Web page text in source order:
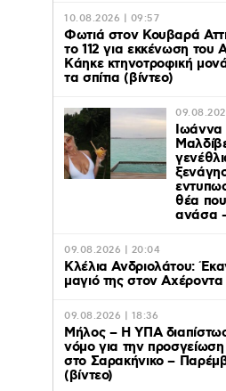
10.08.2026 | 09:57
Φωτιά στον Κουβαρά
το 112 για εκκένωση του
Kάηκε κτηνοτροφική
τα σπίτια (βίντεο)
Ιωάννα
θέα
ανάσα
09.08.2026 | 20:04
Κλέλια Ανδριολάτου:
μαγιό της στον Αχέροντα
09.08.2026 | 18:36
Μήλος – Η ΥΠΑ
νόμο για την προσγείωση
στο Σαρακήνικο –
(βίντεο)